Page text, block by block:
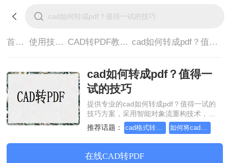
首页> 使用技巧> CAD转PDF教程> cad如何转成pdf？值得一试的技巧
cad如何转成pdf？值得一
试的技巧
提供专业的cad如何转成pdf？值得一试的
技巧方案，采用智能对象流重构技术，确
保文档1:1高保真还原且排版不乱码。支持
一键批量处理，全链路 SSL 加密保障隐私
安全。助您快速实现cad如何转成pdf？值
得一试的技巧，无需安装，高效办公。
推荐话题： cad格式转pdf格式，跟小编来学习吧
在线CAD转PDF